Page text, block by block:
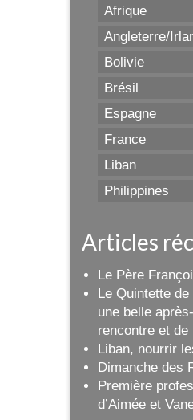
Afrique
Angleterre/
Bolivie
Brésil
Espagne
France
Liban
Philippines
Articles
Le Père
Le Quintette
une belle
rencontre et de
Liban, nourrir
Dimanche des
Première
d’Aimée et